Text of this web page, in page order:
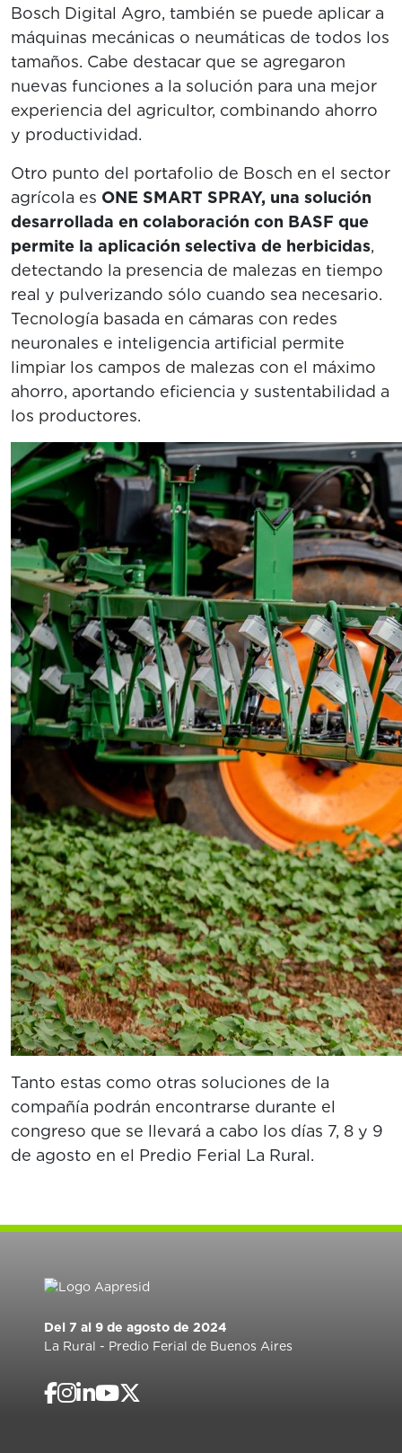
Bosch Digital Agro, también se puede aplicar a
máquinas mecánicas o neumáticas de todos los
tamaños. Cabe destacar que se agregaron
nuevas funciones a la solución para una mejor
experiencia del agricultor, combinando ahorro
y productividad.
Otro punto del portafolio de Bosch en el sector
agrícola es ONE SMART SPRAY, una solución
desarrollada en colaboración con BASF que
permite la aplicación selectiva de herbicidas,
detectando la presencia de malezas en tiempo
real y pulverizando sólo cuando sea necesario.
Tecnología basada en cámaras con redes
neuronales e inteligencia artificial permite
limpiar los campos de malezas con el máximo
ahorro, aportando eficiencia y sustentabilidad a
los productores.
Tanto estas como otras soluciones de la
compañía podrán encontrarse durante el
congreso que se llevará a cabo los días 7, 8 y 9
de agosto en el Predio Ferial La Rural.
Del 7 al 9 de agosto de 2024
La Rural - Predio Ferial de Buenos Aires